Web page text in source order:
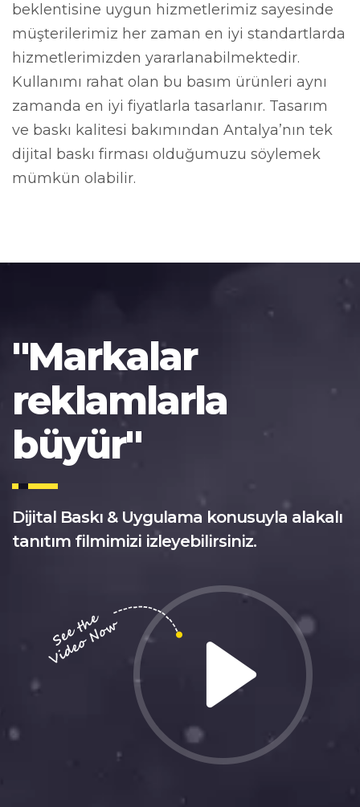
beklentisine uygun hizmetlerimiz sayesinde
müşterilerimiz her zaman en iyi standartlarda
hizmetlerimizden yararlanabilmektedir.
Kullanımı rahat olan bu basım ürünleri aynı
zamanda en iyi fiyatlarla tasarlanır. Tasarım
ve baskı kalitesi bakımından Antalya’nın tek
dijital baskı firması olduğumuzu söylemek
mümkün olabilir.
"Markalar
reklamlarla
büyür"
Dijital Baskı & Uygulama konusuyla alakalı
tanıtım filmimizi izleyebilirsiniz.